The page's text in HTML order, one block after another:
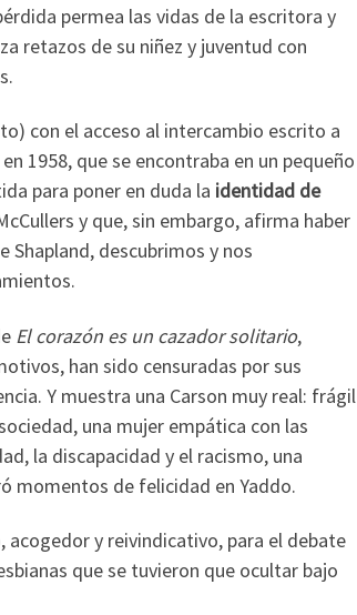
permea las vidas de la escritora y
retazos de su niñez y juventud con
con el acceso al intercambio escrito a
1958, que se encontraba en un pequeño
para poner en duda la identidad de
y que, sin embargo, afirma haber
Shapland, descubrimos y nos
El corazón es un cazador solitario,
han sido censuradas por sus
Y muestra una Carson muy real: frágil
una mujer empática con las
la discapacidad y el racismo, una
momentos de felicidad en Yaddo.
acogedor y reivindicativo, para el debate
que se tuvieron que ocultar bajo